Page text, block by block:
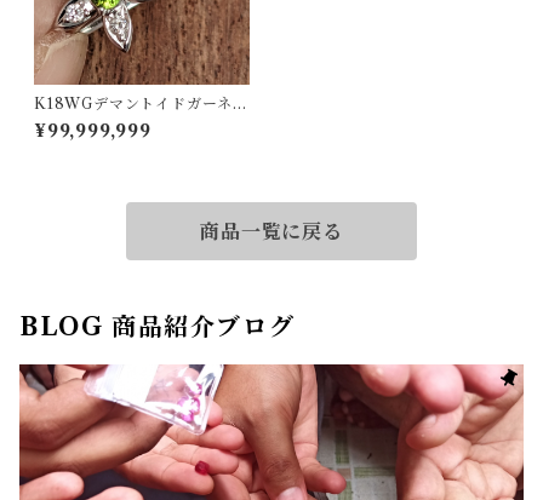
K18WGデマントイドガーネッ
トリング デマントイドガーネ
ット 0.18ct ダイヤモンド 0.11
¥99,999,999
商品一覧に戻る
BLOG 商品紹介ブログ